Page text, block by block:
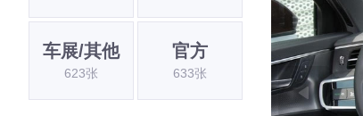
车展/其他
623张
官方
633张